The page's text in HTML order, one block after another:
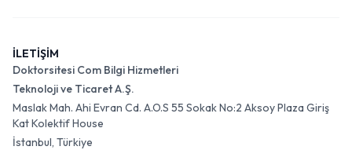
İLETİŞİM
Doktorsitesi Com Bilgi Hizmetleri
Teknoloji ve Ticaret A.Ş.
Maslak Mah. Ahi Evran Cd. A.O.S 55 Sokak No:2 Aksoy Plaza Giriş
Kat Kolektif House
İstanbul, Türkiye